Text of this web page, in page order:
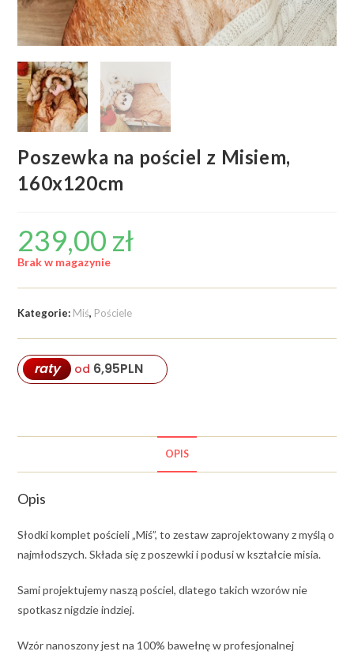
Poszewka na pościel z Misiem,
160x120cm
239,00 zł
Brak w magazynie
Kategorie: Miś, Pościele
raty od 6,95PLN
OPIS
Opis
Słodki komplet pościeli „Miś”, to zestaw zaprojektowany z myślą o
najmłodszych. Składa się z poszewki i podusi w kształcie misia.
Sami projektujemy naszą pościel, dlatego takich wzorów nie
spotkasz nigdzie indziej.
Wzór nanoszony jest na 100% bawełnę w profesjonalnej